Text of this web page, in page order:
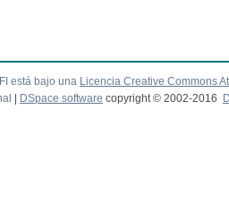
está bajo una Licencia Creative Commons
DSpace software copyright © 2002-2016